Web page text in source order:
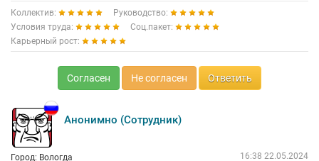
Коллектив:
Руководство:
Условия труда:
Соц.пакет:
Карьерный рост:
Согласен Не согласен Ответить
Анонимно (Сотрудник)
Город: Вологда 16:38 22.05.2024